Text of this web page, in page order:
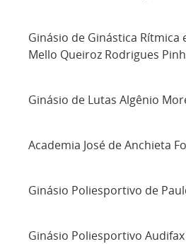
Ginásio de Ginástica Rítmica
Mello Queiroz Rodrigues
Ginásio de Lutas Algênio
Academia José de Anchieta
Ginásio Poliesportivo de
Ginásio Poliesportivo